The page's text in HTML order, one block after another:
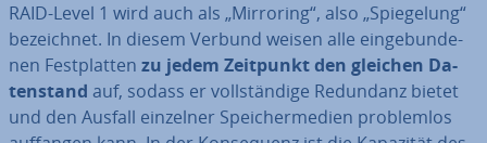
RAID-Level 1 wird auch als „Mirroring“, also „Spie­ge­lung“
be­zeich­net. In diesem Verbund weisen alle ein­ge­bun­de­
nen Fest­plat­ten zu jedem Zeitpunkt den gleichen Da­
ten­stand auf, sodass er voll­stän­di­ge Redundanz bietet
und den Ausfall einzelner Spei­cher­me­di­en pro­blem­los